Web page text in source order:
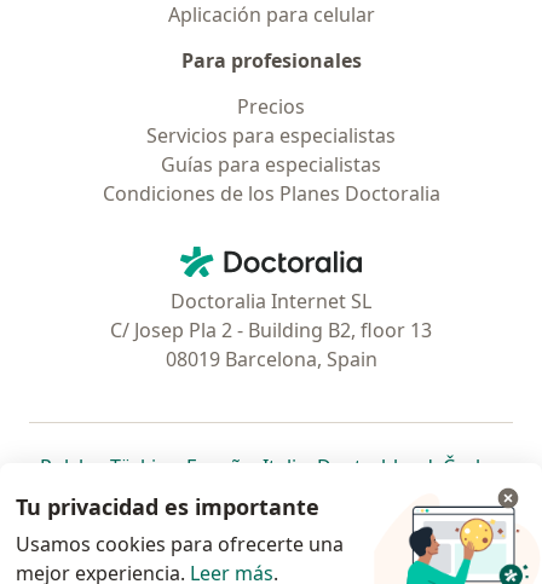
Aplicación para celular
Para profesionales
Precios
Servicios para especialistas
Guías para especialistas
Condiciones de los Planes Doctoralia
Doctoralia - Página de inicio
Doctoralia Internet SL
C/ Josep Pla 2 - Building B2, floor 13
08019 Barcelona, Spain
Polska se abre en una nueva pestaña
Türkiye se abre en una nueva pestaña
España se abre en una nueva pestaña
Italia se abre en una nueva
Deutschlandse abre en
Česko
Portugal
se abre en una nueva pestaña
México se abre en una nueva pestaña
Chile se abre en una nueva pestaña
Brasil se abre en una nueva
se abre en
se
se abre en una nueva
www.doctoralia.pe © 2026 - Encuentra tu
Tu privacidad es importante
Usamos cookies para ofrecerte una
mejor experiencia. Leer más.